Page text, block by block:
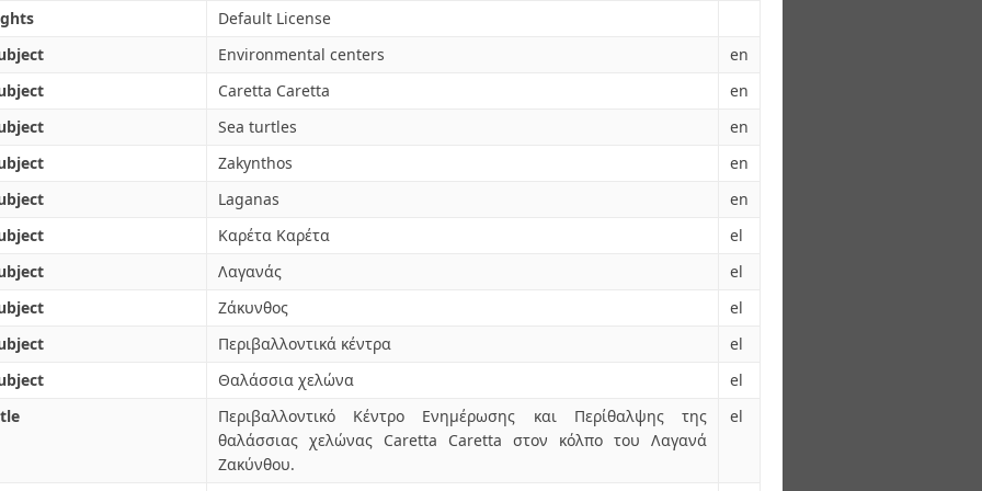
Default License
Environmental centers
en
Caretta Caretta
en
Sea turtles
en
Zakynthos
en
Laganas
en
Καρέτα Καρέτα
el
Λαγανάς
el
Ζάκυνθος
el
Περιβαλλοντικά κέντρα
el
Θαλάσσια χελώνα
el
Περιβαλλοντικό Κέντρο Ενημέρωσης και Περίθαλψης της
θαλάσσιας χελώνας Caretta Caretta στον κόλπο του Λαγανά
Ζακύνθου.
el